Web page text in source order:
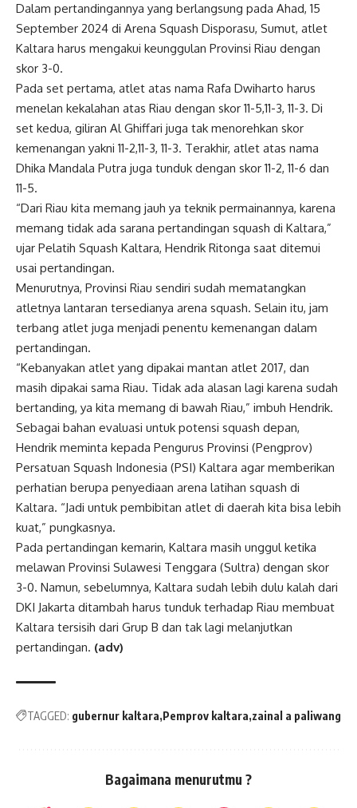
Dalam pertandingannya yang berlangsung pada Ahad, 15
September 2024 di Arena Squash Disporasu, Sumut, atlet
Kaltara harus mengakui keunggulan Provinsi Riau dengan
skor 3-0.
Pada set pertama, atlet atas nama Rafa Dwiharto harus
menelan kekalahan atas Riau dengan skor 11-5,11-3, 11-3. Di
set kedua, giliran Al Ghiffari juga tak menorehkan skor
kemenangan yakni 11-2,11-3, 11-3. Terakhir, atlet atas nama
Dhika Mandala Putra juga tunduk dengan skor 11-2, 11-6 dan
11-5.
“Dari Riau kita memang jauh ya teknik permainannya, karena
memang tidak ada sarana pertandingan squash di Kaltara,”
ujar Pelatih Squash Kaltara, Hendrik Ritonga saat ditemui
usai pertandingan.
Menurutnya, Provinsi Riau sendiri sudah mematangkan
atletnya lantaran tersedianya arena squash. Selain itu, jam
terbang atlet juga menjadi penentu kemenangan dalam
pertandingan.
“Kebanyakan atlet yang dipakai mantan atlet 2017, dan
masih dipakai sama Riau. Tidak ada alasan lagi karena sudah
bertanding, ya kita memang di bawah Riau,” imbuh Hendrik.
Sebagai bahan evaluasi untuk potensi squash depan,
Hendrik meminta kepada Pengurus Provinsi (Pengprov)
Persatuan Squash Indonesia (PSI) Kaltara agar memberikan
perhatian berupa penyediaan arena latihan squash di
Kaltara. “Jadi untuk pembibitan atlet di daerah kita bisa lebih
kuat,” pungkasnya.
Pada pertandingan kemarin, Kaltara masih unggul ketika
melawan Provinsi Sulawesi Tenggara (Sultra) dengan skor
3-0. Namun, sebelumnya, Kaltara sudah lebih dulu kalah dari
DKI Jakarta ditambah harus tunduk terhadap Riau membuat
Kaltara tersisih dari Grup B dan tak lagi melanjutkan
pertandingan. (adv)
TAGGED: gubernur kaltara Pemprov kaltara zainal a paliwang
Bagaimana menurutmu ?